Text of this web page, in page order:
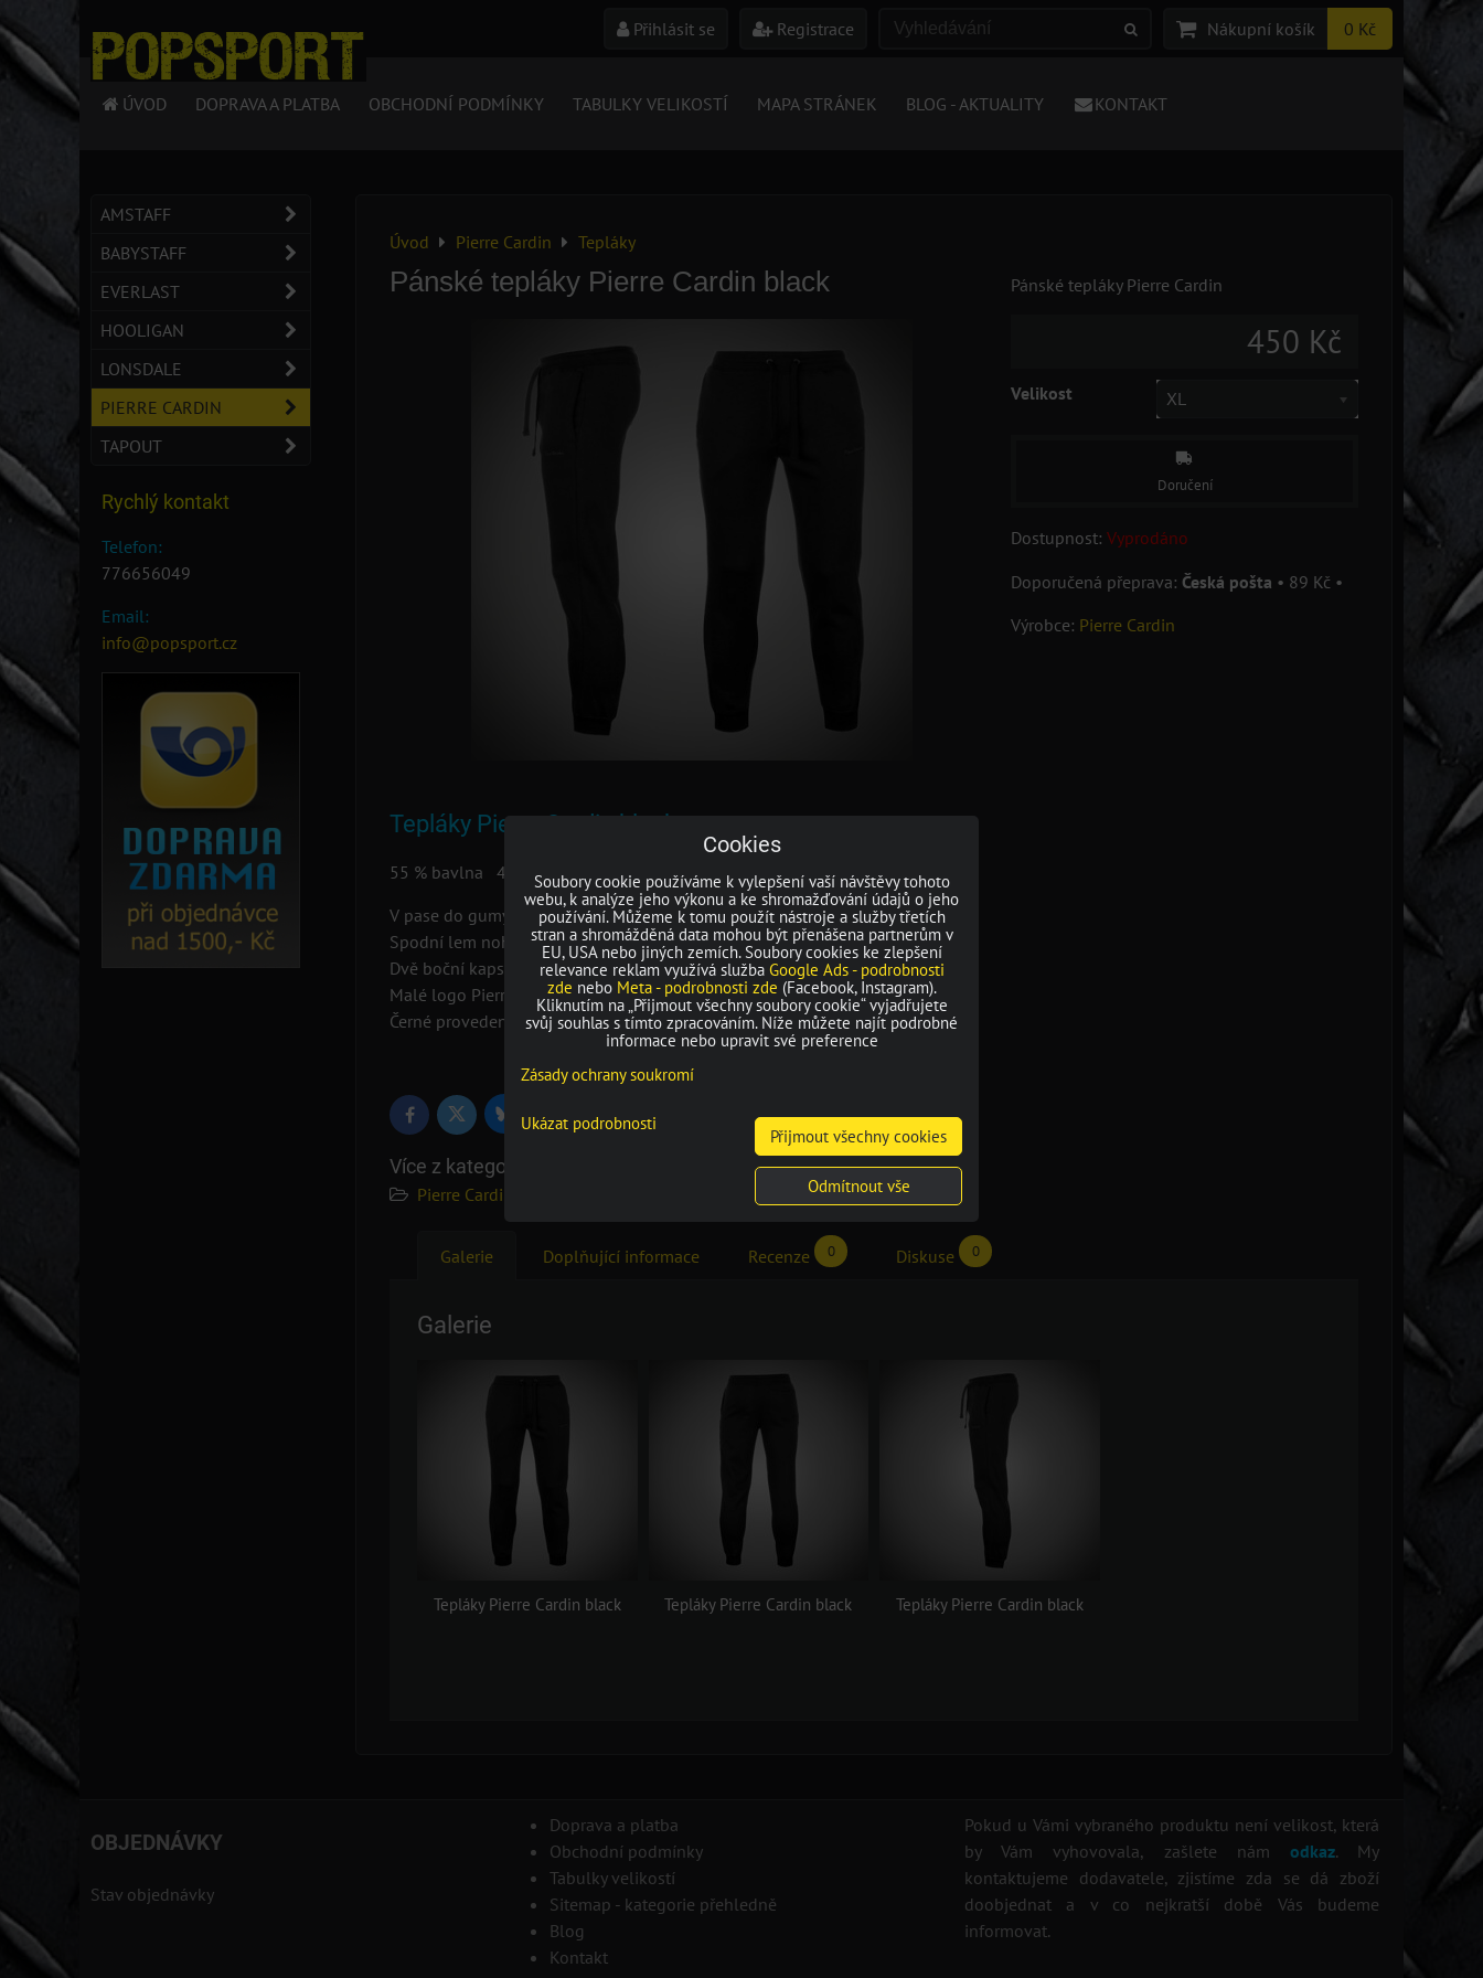
Přihlásit se Registrace Nákupní košík 0 Kč
ÚVOD DOPRAVA A PLATBA OBCHODNÍ PODMÍNKY TABULKY VELIKOSTÍ MAPA STRÁNEK BLOG - AKTUALITY KONTAKT
Úvod Pierre Cardin Tepláky
Pánské tepláky Pierre Cardin black Pánské tepláky Pierre Cardin
450 Kč
Velikost XL
Doručení
Dostupnost: Vyprodáno
Česká pošta • 89 Kč •
Výrobce: Pierre Cardin
Tepláky Pierre Cardin black
55 % bavlna 45 % polyester
V pase do gumy + šňůrka na dotažení
Spodní lem nohavic do gumy
Dvě boční kapsy, jedna zadní kapsa
Malé logo Pierre Cardin vyšité na levé nohavici
Černé provedení
FacebookTwitter BlueskyPinterestReddit LinkedIn
Více z kategorie
Pierre Cardin
Galerie Doplňující informace Recenze 0 Diskuse 0
Galerie
Tepláky Pierre Cardin black Tepláky Pierre Cardin black Tepláky Pierre Cardin black
AMSTAFF
BABYSTAFF
EVERLAST
HOOLIGAN
LONSDALE
PIERRE CARDIN
TAPOUT
Rychlý kontakt
Telefon:
776656049
Email:
info@popsport.cz
OBJEDNÁVKY
Stav objednávky
Doprava a platba
Obchodní podmínky
Tabulky velikostí
Sitemap - kategorie přehledně
Blog
Kontakt
Pokud u Vámi vybraného produktu není velikost, která
by Vám vyhovovala, zašlete nám odkaz. My
kontaktujeme dodavatele, zjistíme zda se dá zboží
doobjednat a v co nejkratší době Vás budeme
informovat.
Cookies
Soubory cookie používáme k vylepšení vaší návštěvy tohoto
webu, k analýze jeho výkonu a ke shromažďování údajů o jeho
používání. Můžeme k tomu použít nástroje a služby třetích
stran a shromážděná data mohou být přenášena partnerům v
EU, USA nebo jiných zemích. Soubory cookies ke zlepšení
relevance reklam využívá služba Google Ads - podrobnosti
zde nebo Meta - podrobnosti zde (Facebook, Instagram).
Kliknutím na „Přijmout všechny soubory cookie“ vyjadřujete
svůj souhlas s tímto zpracováním. Níže můžete najít podrobné
informace nebo upravit své preference
Zásady ochrany soukromí
Ukázat podrobnosti
Přijmout všechny cookies
Odmítnout vše